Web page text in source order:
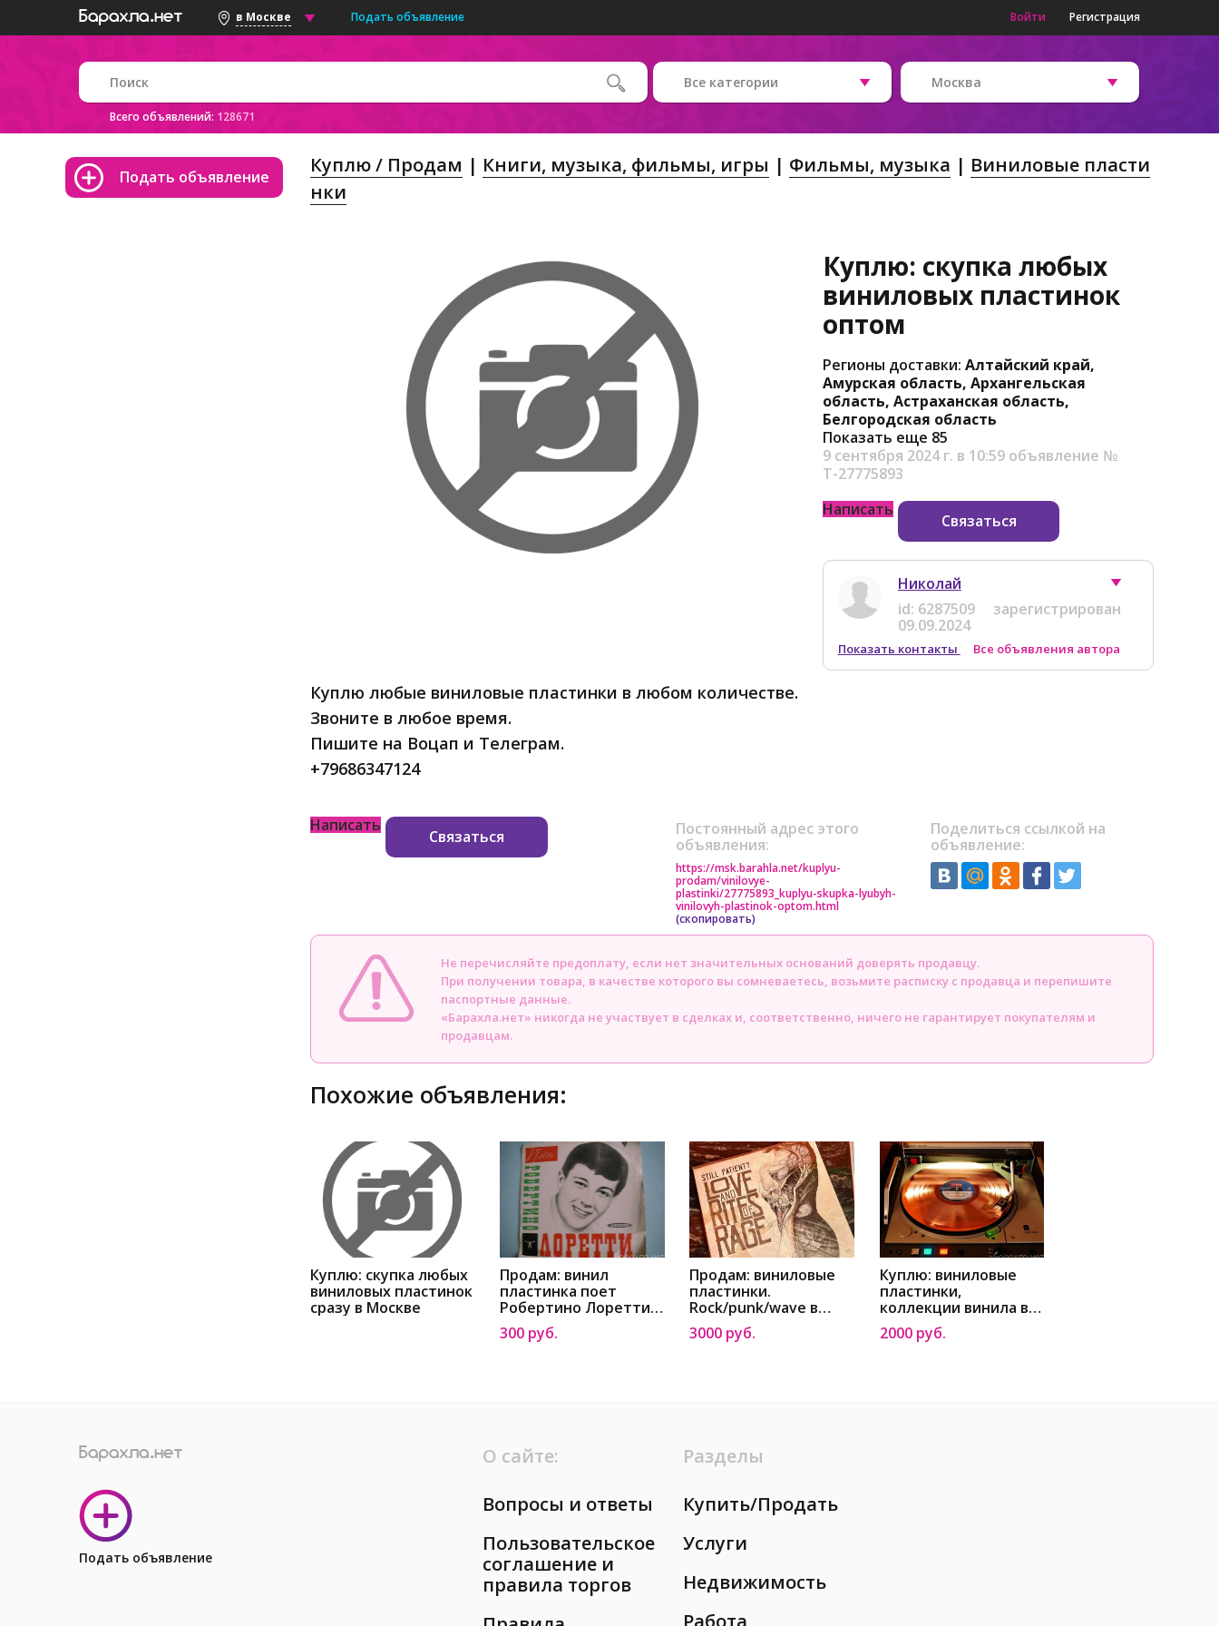
в Москве Подать объявление Войти Регистрация
Всего объявлений: 128671
Все категории Москва
Подать объявление Куплю / Продам Книги, музыка, фильмы, игры Фильмы, музыка
Виниловые пласти
нки
Куплю: скупка любых
виниловых пластинок
оптом
Регионы доставки: Алтайский край,
Амурская область, Архангельская
область, Астраханская область,
Белгородская область
Показать еще 85
9 сентября 2024 г. в 10:59 объявление №
Т-27775893
Написать
Связаться
Николай
id: 6287509
зарегистрирован
09.09.2024
Показать контакты Все объявления автора
Куплю любые виниловые пластинки в любом количестве.
Звоните в любое время.
Пишите на Воцап и Телеграм.
+79686347124
Написать
Связаться
Постоянный адрес этого
объявления:
https://msk.barahla.net/kuplyu-
prodam/vinilovye-
plastinki/27775893_kuplyu-skupka-lyubyh-
vinilovyh-plastinok-optom.html
(скопировать)
Поделиться ссылкой на
объявление:
Не перечисляйте предоплату, если нет значительных оснований доверять продавцу.
При получении товара, в качестве которого вы сомневаетесь, возьмите расписку с продавца и перепишите
паспортные данные.
«Барахла.нет» никогда не участвует в сделках и, соответственно, ничего не гарантирует покупателям и
продавцам.
Похожие объявления:
Куплю: скупка любых
виниловых пластинок
сразу в Москве
Продам: винил
пластинка поет
Робертино Лоретти в
Москве
300 руб.
Продам: виниловые
пластинки.
Rock/punk/wave в
Москве
3000 руб.
Куплю: виниловые
пластинки,
коллекции винила в
Москве
2000 руб.
Подать объявление
О сайте:
Вопросы и ответы
Пользовательское
соглашение и
правила торгов
Разделы
Купить/Продать
Услуги
Недвижимость
Работа